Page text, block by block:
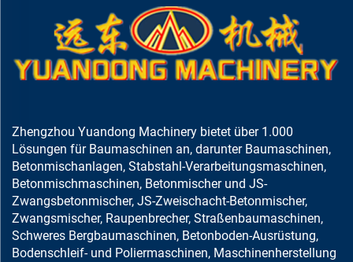
Zhengzhou Yuandong Machinery bietet über 1.000
Lösungen für Baumaschinen an, darunter Baumaschinen,
Betonmischanlagen, Stabstahl-Verarbeitungsmaschinen,
Betonmischmaschinen, Betonmischer und JS-
Zwangsbetonmischer, JS-Zweischacht-Betonmischer,
Zwangsmischer, Raupenbrecher, Straßenbaumaschinen,
Schweres Bergbaumaschinen, Betonboden-Ausrüstung,
Bodenschleif- und Poliermaschinen, Maschinenherstellung